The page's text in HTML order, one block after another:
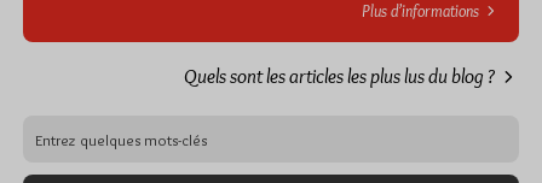
Plus d’informations
Quels sont les articles les plus lus du blog ?